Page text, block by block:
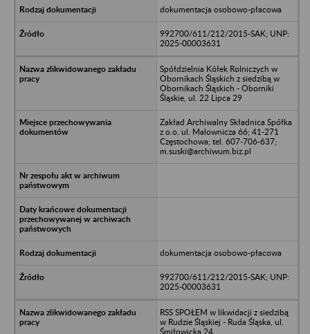
dokumentacja osobowo-płacowa
992700/611/212/2015-SAK; UNP:
2025-00003631
Spółdzielnia Kółek Rolniczych w
Obornikach Śląskich z siedzibą w
Obornikach Śląskich - Oborniki
Śląskie, ul. 22 Lipca 29
Zakład Archiwalny Składnica Spółka
z o.o. ul. Malownicza 66; 41-271
Częstochowa; tel. 607-706-637;
m.suski@archiwum.biz.pl
dokumentacja osobowo-płacowa
992700/611/212/2015-SAK; UNP:
2025-00003631
RSS SPOŁEM w likwidacji z siedzibą
w Rudzie Śląskiej - Ruda Śląska, ul.
Śmiłowicka 24